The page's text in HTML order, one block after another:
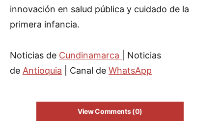
innovación en salud pública y cuidado de la
primera infancia.
Noticias de Cundinamarca
| Noticias
de Antioquia | Canal de WhatsApp
View Comments (0)